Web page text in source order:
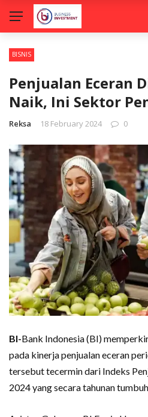
BISNIS
Penjualan Eceran
Naik, Ini Sektor
Reksa 18 February 2024 0
BI-Bank Indonesia (BI)
pada kinerja penjualan eceran
tersebut tecermin dari Indeks
2024 yang secara tahunan